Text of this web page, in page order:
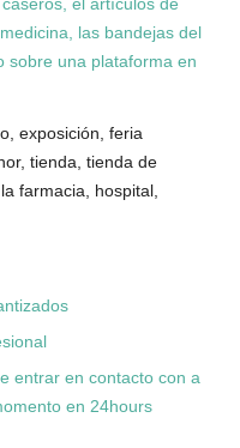
las bandejas del
sobre una plataforma en
exposición, feria
tienda, tienda de
farmacia, hospital,
entrar en contacto con a
en 24hours